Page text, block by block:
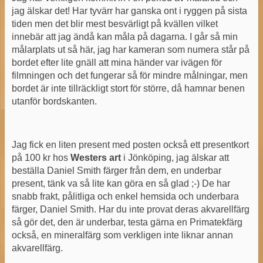
jag älskar det! Har tyvärr har ganska ont i ryggen på sista
tiden men det blir mest besvärligt på kvällen vilket
innebär att jag ändå kan måla på dagarna. I går så min
målarplats ut så här, jag har kameran som numera står på
bordet efter lite gnäll att mina händer var ivägen för
filmningen och det fungerar så för mindre målningar, men
bordet är inte tillräckligt stort för större, då hamnar benen
utanför bordskanten.
Jag fick en liten present med posten också ett presentkort
på 100 kr hosWesters art i Jönköping, jag älskar att
beställa Daniel Smith färger från dem, en underbar
present, tänk va så lite kan göra en så glad ;-) De har
snabb frakt, pålitliga och enkel hemsida och underbara
färger, Daniel Smith. Har du inte provat deras akvarellfärg
så gör det, den är underbar, testa gärna en Primatekfärg
också, en mineralfärg som verkligen inte liknar annan
akvarellfärg.